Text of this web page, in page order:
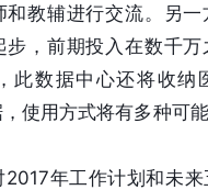
和教辅进行交流。另一
步，前期投入在数千万
此数据中心还将收纳
使用方式将有多种可能
年工作计划和未